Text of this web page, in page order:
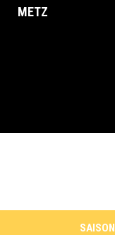
METZ
SAISON